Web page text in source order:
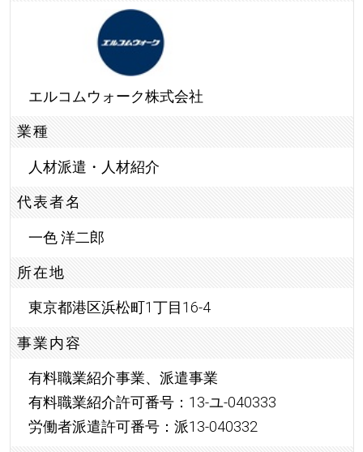
エルコムウォーク株式会社
業種
人材派遣・人材紹介
代表者名
一色 洋二郎
所在地
東京都港区浜松町1丁目16-4
事業内容
有料職業紹介事業、派遣事業
有料職業紹介許可番号：13-ユ-040333
労働者派遣許可番号：派13-040332